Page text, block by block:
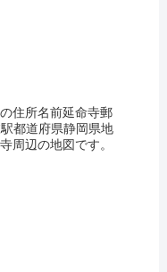
住所名前延命寺郵
都道府県静岡県地
周辺の地図です。